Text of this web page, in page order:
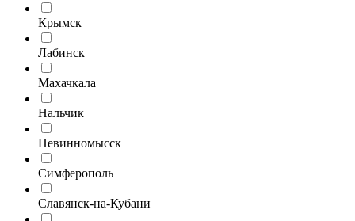
Крымск
Лабинск
Махачкала
Нальчик
Невинномысск
Симферополь
Славянск-на-Кубани